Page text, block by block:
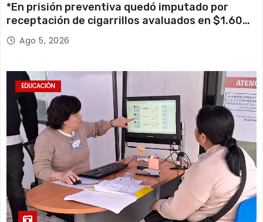
*En prisión preventiva quedó imputado por
receptación de cigarrillos avaluados en $1.600
millones*
Ago 5, 2026
EDUCACIÓN